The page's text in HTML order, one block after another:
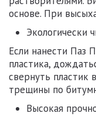
основе. При
Экологически
Если нанести Паз
пластика,
свернуть пластик
трещины по
Высокая